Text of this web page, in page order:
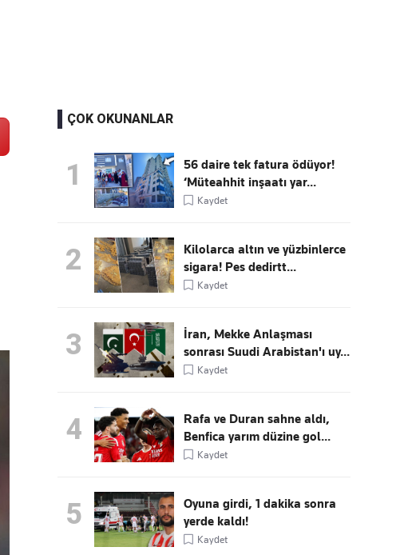
ÇOK OKUNANLAR
1
56 daire tek fatura ödüyor!
‘Müteahhit inşaatı yar...
Kaydet
2
Kilolarca altın ve yüzbinlerce
sigara! Pes dedirtt...
Kaydet
3
İran, Mekke Anlaşması
sonrası Suudi Arabistan'ı uy...
Kaydet
4
Rafa ve Duran sahne aldı,
Benfica yarım düzine gol...
Kaydet
5
Oyuna girdi, 1 dakika sonra
yerde kaldı!
Kaydet